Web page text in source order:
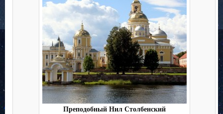
Преподобный Нил Столбенский